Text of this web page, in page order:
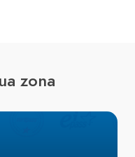
zona